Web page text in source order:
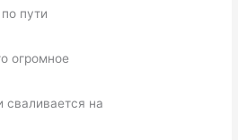
пути
огромное
сваливается на